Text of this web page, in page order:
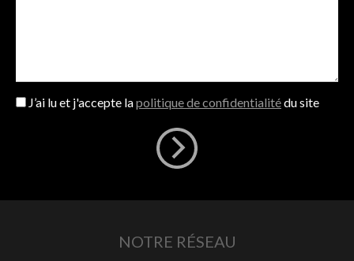
J’ai lu et j'accepte lapolitique de confidentialitédu site
NOTRE RÉSEAU